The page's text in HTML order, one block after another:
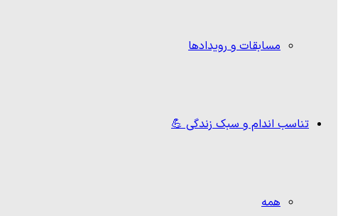
مسابقات و رویدادها
تناسب اندام و سبک زندگی 💪
همه